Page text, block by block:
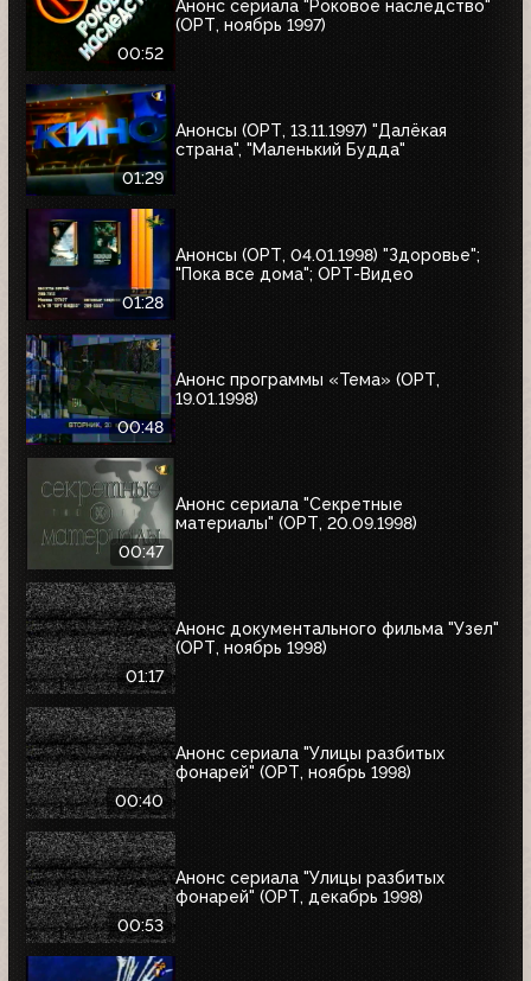
00:52
Анонс сериала "Роковое наследство"
(ОРТ, ноябрь 1997)
01:29
Анонсы (ОРТ, 13.11.1997) "Далёкая
страна", "Маленький Будда"
01:28
Анонсы (ОРТ, 04.01.1998) "Здоровье";
"Пока все дома"; ОРТ-Видео
00:48
Анонс программы «Тема» (ОРТ,
19.01.1998)
00:47
Анонс сериала "Секретные
материалы" (ОРТ, 20.09.1998)
01:17
Анонс документального фильма "Узел"
(ОРТ, ноябрь 1998)
00:40
Анонс сериала "Улицы разбитых
фонарей" (ОРТ, ноябрь 1998)
00:53
Анонс сериала "Улицы разбитых
фонарей" (ОРТ, декабрь 1998)